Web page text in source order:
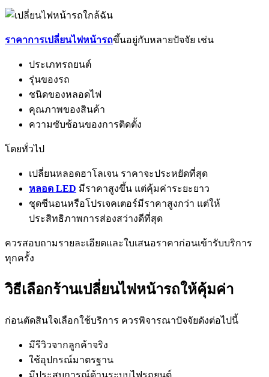
ราคาการเปลี่ยนไฟหน้ารถขึ้นอยู่กับหลายปัจจัย เช่น
ประเภทรถยนต์
รุ่นของรถ
ชนิดของหลอดไฟ
คุณภาพของสินค้า
ความซับซ้อนของการติดตั้ง
โดยทั่วไป
เปลี่ยนหลอดฮาโลเจน ราคาจะประหยัดที่สุด
หลอด LED มีราคาสูงขึ้น แต่คุ้มค่าระยะยาว
ชุดซีนอนหรือโปรเจคเตอร์มีราคาสูงกว่า แต่ให้
ประสิทธิภาพการส่องสว่างดีที่สุด
ควรสอบถามรายละเอียดและใบเสนอราคาก่อนเข้ารับบริการ
ทุกครั้ง
วิธีเลือกร้านเปลี่ยนไฟหน้ารถให้คุ้มค่า
ก่อนตัดสินใจเลือกใช้บริการ ควรพิจารณาปัจจัยดังต่อไปนี้
มีรีวิวจากลูกค้าจริง
ใช้อุปกรณ์มาตรฐาน
มีประสบการณ์ด้านระบบไฟรถยนต์